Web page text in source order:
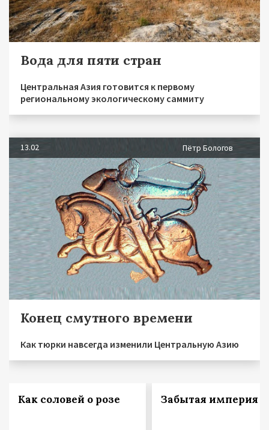
Вода для пяти стран
Центральная Азия готовится к первому
региональному экологическому саммиту
13.02 Пётр Бологов
Конец смутного времени
Как тюрки навсегда изменили Центральную Азию
Как соловей о розе Забытая империя